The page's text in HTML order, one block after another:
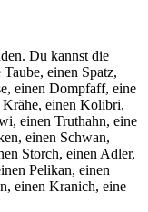
Du kannst die
einen Spatz,
einen Dompfaff, eine
einen Kolibri,
einen Truthahn, eine
einen Schwan,
Storch, einen Adler,
Pelikan, einen
einen Kranich, eine